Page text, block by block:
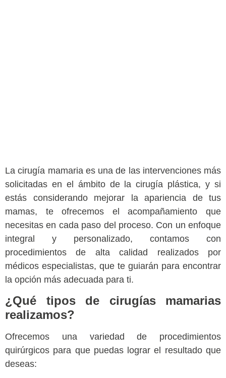
La cirugía mamaria es una de las intervenciones más
solicitadas en el ámbito de la cirugía plástica, y si
estás considerando mejorar la apariencia de tus
mamas, te ofrecemos el acompañamiento que
necesitas en cada paso del proceso. Con un enfoque
integral y personalizado, contamos con
procedimientos de alta calidad realizados por
médicos especialistas, que te guiarán para encontrar
la opción más adecuada para ti.
¿Qué tipos de cirugías mamarias
realizamos?
Ofrecemos una variedad de procedimientos
quirúrgicos para que puedas lograr el resultado que
deseas: